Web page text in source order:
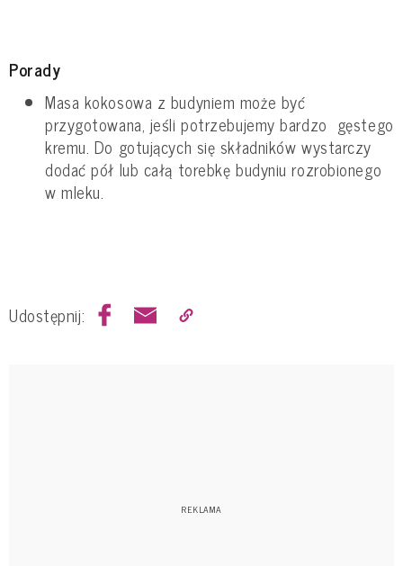
Porady
Masa kokosowa z budyniem może być
przygotowana, jeśli potrzebujemy bardzo gęstego
kremu. Do gotujących się składników wystarczy
dodać pół lub całą torebkę budyniu rozrobionego
w mleku.
Udostępnij: